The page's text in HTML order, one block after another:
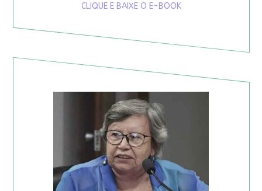
CLIQUE E BAIXE O E-BOOK